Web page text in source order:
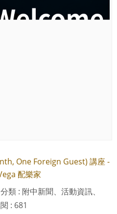
One Foreign Guest) 講座 -
配樂家
類 : 附中新聞、活動資訊、
: 681